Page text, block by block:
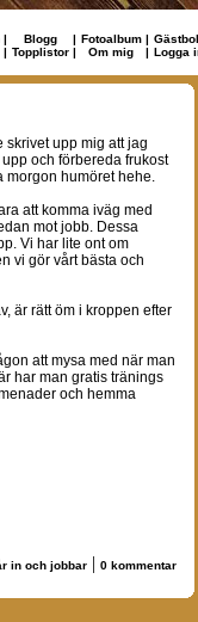
| Blogg | Fotoalbum |
| Topplistor | Om mig | Logga
upp mig att jag
och förbereda frukost
morgon humöret hehe.
att komma iväg med
mot jobb. Dessa
Vi har lite ont om
vi gör vårt bästa och
är rätt öm i kroppen efter
att mysa med när man
har man gratis tränings
och hemma
in och jobbar | 0 kommentar